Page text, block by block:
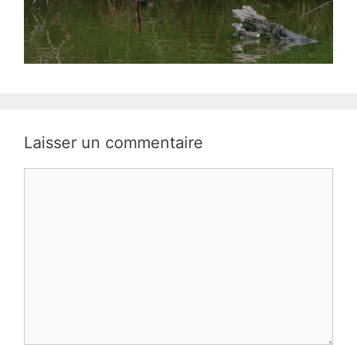
Laisser un commentaire